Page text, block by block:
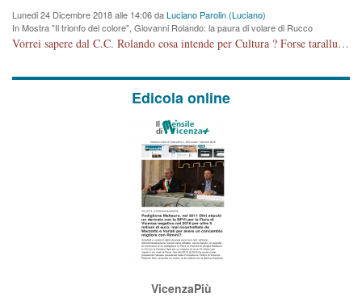
Lunedi 24 Dicembre 2018 alle 14:06 daLuciano Parolin (Luciano)
In Mostra "Il trionfo del colore", Giovanni Rolando: la paura di volare di Rucco
Vorrei sapere dal C.C. Rolando cosa intende per Cultura ? Forse tarallucci, vino e sagre, o spaghetti tricolori del PD ? Il continuo (s)parlare della mostra a Palazzo Chiericati caro consigliere DANNEGGIA FORTEMENTE l'immagine della città TUTTA e fa deviare i consensi che in RUSSIA (badi bene ex U.R.S.S.) sono ECCELLENTI. A livello artistico l'evento è di alta Valenza culturale, COMPITO di Tutta la Cittadinanza fare il possibile per propagandare l'iniziativa senza farne UN CASO PARTITICO come fa Lei da sempre. Meno Gazebo + Partecipazione! E così sia. Amen.
Edicola online
VicenzaPiù